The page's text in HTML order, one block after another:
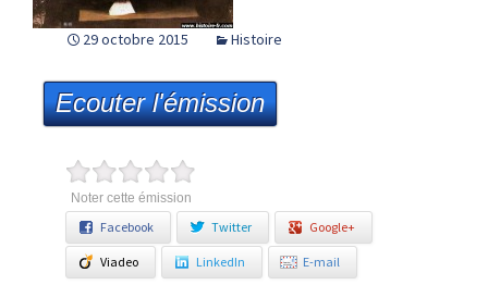
29 octobre 2015 Histoire
Ecouter l'émission
Noter cette émission
Facebook Twitter Google+
Viadeo LinkedIn E-mail